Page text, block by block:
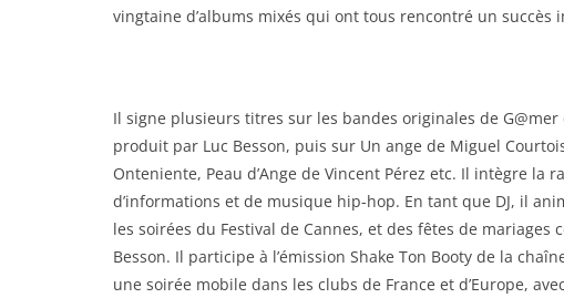
vingtaine d’albums mixés qui ont tous rencontré un succès
Il signe plusieurs titres sur les bandes originales de G@mer
produit par Luc Besson, puis sur Un ange de Miguel
Onteniente, Peau d’Ange de Vincent Pérez etc. Il intègre la
d’informations et de musique hip-hop. En tant que DJ, il
les soirées du Festival de Cannes, et des fêtes de mariages
Besson. Il participe à l’émission Shake Ton Booty de la
une soirée mobile dans les clubs de France et d’Europe,